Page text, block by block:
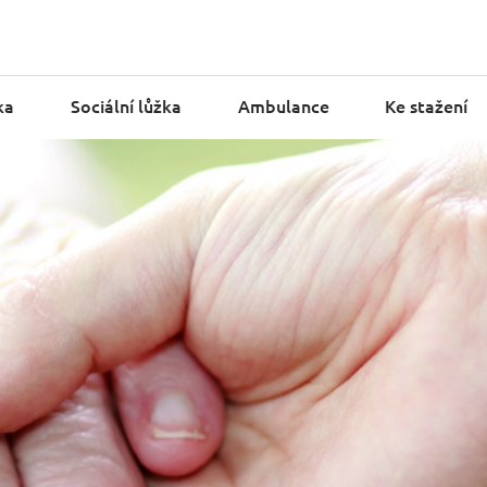
Sociální lůžka Ambulance Ke stažení